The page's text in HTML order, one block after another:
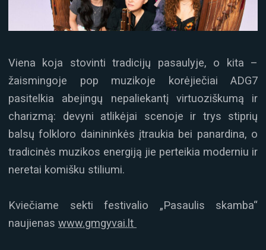
Viena koja stovinti tradicijų pasaulyje, o kita –
žaismingoje pop muzikoje korėjiečiai ADG7
pasitelkia abejingų nepaliekantį virtuoziškumą ir
charizmą: devyni atlikėjai scenoje ir trys stiprių
balsų folkloro dainininkės įtraukia bei panardina, o
tradicinės muzikos energiją jie perteikia moderniu ir
neretai komišku stiliumi.
Kviečiame sekti festivalio „Pasaulis skamba“
naujienas www.gmgyvai.lt